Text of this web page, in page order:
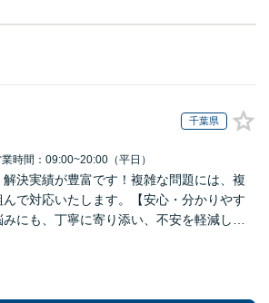
千葉県
時間：09:00~20:00（平日）
解決実績が豊富です！複雑な問題には、複
で対応いたします。【安心・分かりやす
にも、丁寧に寄り添い、不安を軽減しま